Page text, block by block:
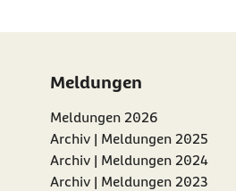
Meldungen
Meldungen 2026
Archiv | Meldungen 2025
Archiv | Meldungen 2024
Archiv | Meldungen 2023